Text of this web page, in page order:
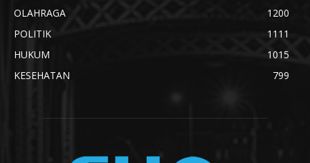
OLAHRAGA
1200
POLITIK
1111
HUKUM
1015
KESEHATAN
799